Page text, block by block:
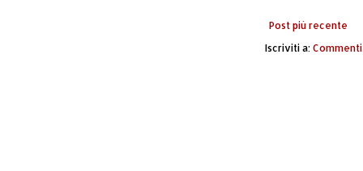
Post più recente
Iscriviti a: